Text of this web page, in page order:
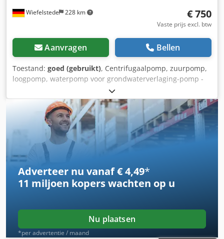
Wiefelstede 228 km € 750
Vaste prijs excl. btw
Aanvragen Bellen
Toestand: goed (gebruikt), Centrifugaalpomp, zuurpomp,
loogpomp, waterpomp voor grondwaterverlaging-pomp -
Centrifugaalpomp: met roestvrijstalen tank - Motor: 2,2 kW
- Capaciteit: 1900 l/min - Opvoerhoogte: 15 m -
Tankinhoud: ca. 500 liter - Totale afmetingen:
1080/920/H1190 mm - Gewicht: 126 kg Dkodpoyf Augofx
Adwsr
Adverteer nu vanaf € 4,49*
11 miljoen koperswachten op u
Nu plaatsen
*per advertentie / maand